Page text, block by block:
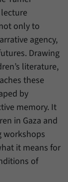
only to
agency,
Drawing
literature,
these
by
memory. It
in Gaza and
workshops
it means for
of
eine zufällig
Speicherung
falls der
hat.
Informationen
ID.
von
auf unsere